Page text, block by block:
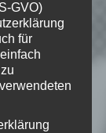
GVO)
für